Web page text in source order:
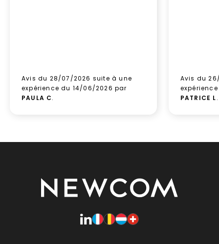
Avis du 28/07/2026 suite à une
expérience du 14/06/2026 par
PAULA C.
Avis du
PATRICE L.